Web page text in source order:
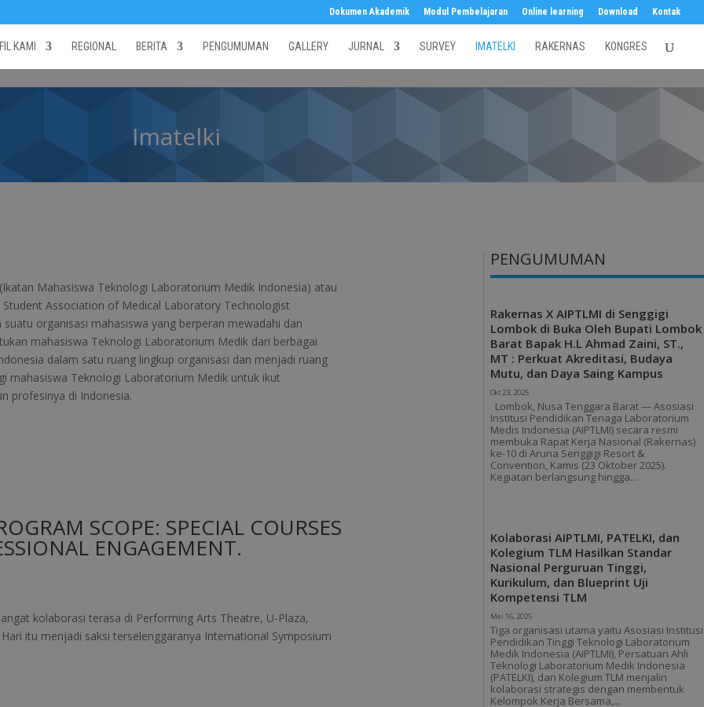
Dokumen Akademik Modul Pembelajaran Online learning Download Kontak
KAMI REGIONAL BERITA PENGUMUMAN GALLERY JURNAL SURVEY IMATELKI RAKERNAS KONGRES
Imatelki
(Ikatan Mahasiswa Teknologi Laboratorium Medik Indonesia) atau
Student Association of Medical Laboratory Technologist
suatu organisasi mahasiswa yang berperan mewadahi dan
mahasiswa Teknologi Laboratorium Medik dari berbagai
dalam satu ruang lingkup organisasi dan menjadi ruang
mahasiswa Teknologi Laboratorium Medik untuk ikut
profesinya di Indonesia.
SCOPE: SPECIAL COURSES
ENGAGEMENT.
kolaborasi terasa di Performing Arts Theatre, U-Plaza,
itu menjadi saksi terselenggaranya International Symposium
PENGUMUMAN
Rakernas X AIPTLMI di Senggigi
Lombok di Buka Oleh Bupati Lombok
Barat Bapak H.L Ahmad Zaini, ST.,
MT : Perkuat Akreditasi, Budaya
Mutu, dan Daya Saing Kampus
Okt 23, 2025
Lombok, Nusa Tenggara Barat — Asosiasi
Institusi Pendidikan Tenaga Laboratorium
Medis Indonesia (AIPTLMI) secara resmi
membuka Rapat Kerja Nasional (Rakernas)
ke-10 di Aruna Senggigi Resort &
Convention, Kamis (23 Oktober 2025).
Kegiatan berlangsung hingga...
Kolaborasi AIPTLMI, PATELKI, dan
Kolegium TLM Hasilkan Standar
Nasional Perguruan Tinggi,
Kurikulum, dan Blueprint Uji
Kompetensi TLM
Mei 16, 2025
Tiga organisasi utama yaitu Asosiasi Institusi
Pendidikan Tinggi Teknologi Laboratorium
Medik Indonesia (AIPTLMI), Persatuan Ahli
Teknologi Laboratorium Medik Indonesia
(PATELKI), dan Kolegium TLM menjalin
kolaborasi strategis dengan membentuk
Kelompok Kerja Bersama,...